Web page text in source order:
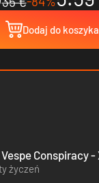
Dodaj do koszyka
Conspiracy -
życzeń